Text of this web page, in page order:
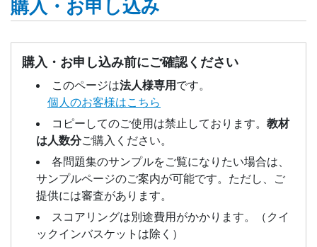
購入・お申し込み
購入・お申し込み前にご確認ください
このページは法人様専用 です。
個人のお客様はこちら
コピーしてのご使用は禁止しております。 教材
は人数分ご購入ください。
各問題集のサンプルをご覧になりたい場合は、
サンプルページのご案内が可能です。ただし、ご
提供には審査があります。
スコアリングは別途費用がかかります。（クイ
ックインバスケットは除く）